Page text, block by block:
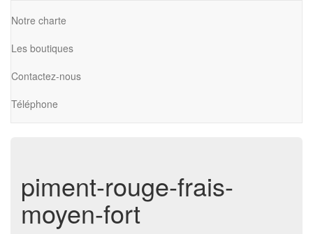
Notre charte
Les boutiques
Contactez-nous
Téléphone
piment-rouge-frais-
moyen-fort